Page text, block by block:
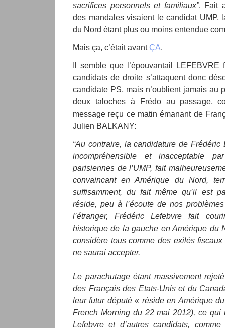
sacrifices personnels et familiaux”. Fait
des mandales visaient le candidat UMP,
du Nord étant plus ou moins entendue
Mais ça, c’était avant ÇA.
Il semble que l’épouvantail LEFEBVRE
candidats de droite s’attaquent donc
candidate PS, mais n’oublient jamais au
deux taloches à Frédo au passage,
message reçu ce matin émanant de
Julien BALKANY:
“Au contraire, la candidature de
incompréhensible et inacceptable
parisiennes de l’UMP, fait
convaincant en Amérique du Nord,
suffisamment, du fait même qu’il est
réside, peu à l’écoute de nos
l’étranger, Frédéric Lefebvre fait
historique de la gauche en Amérique du
considère tous comme des exilés
ne saurai accepter.
Le parachutage étant massivement
des Français des Etats-Unis et du
leur futur député « réside en Amérique
French Morning du 22 mai 2012), ce qui
Lefebvre et d’autres candidats,